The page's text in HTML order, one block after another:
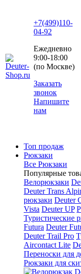
+7(499)110-
04-92
Ежедневно
9:00-18:00
(по Москве)
Заказать
звонок
Напишите
нам
Топ продаж
Рюкзаки
Все Рюкзаки
Популярные
Велорюкзаки
Deuter Trans
рюкзаки Deuter
Vista Deuter UP
Туристические
Futura Deuter
Deuter Trail Pro
Aircontact Lite
Переноски для
Рюкзаки для